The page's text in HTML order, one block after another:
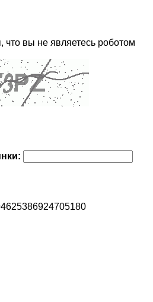
что вы не являетесь роботом